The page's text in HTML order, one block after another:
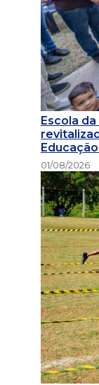
Escola
01/08/2026